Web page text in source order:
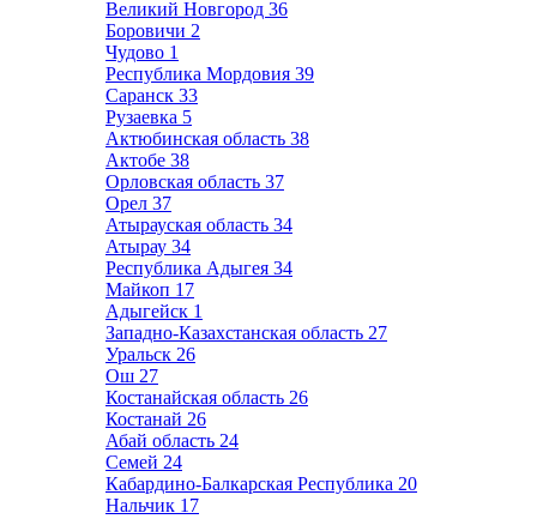
Великий Новгород 36
Боровичи 2
Чудово 1
Республика Мордовия 39
Саранск 33
Рузаевка 5
Актюбинская область 38
Актобе 38
Орловская область 37
Орел 37
Атырауская область 34
Атырау 34
Республика Адыгея 34
Майкоп 17
Адыгейск 1
Западно-Казахстанская область 27
Уральск 26
Ош 27
Костанайская область 26
Костанай 26
Абай область 24
Семей 24
Кабардино-Балкарская Республика 20
Нальчик 17